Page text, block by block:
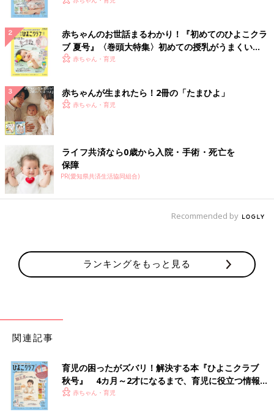
赤ちゃんのお世話まるわかり！『初めてのひよこクラ
ブ 夏号』〈巻頭大特集〉初めての授乳がうまくい
く！ おっぱい・ミルクの基本と夏のトラブル 解決テ
赤ちゃん・育児
赤ちゃんが生まれたら！2冊の「たまひよ」
赤ちゃん・育児
ライフ共済なら0歳から入院・手術・死亡を
保障
PR(愛知県共済生活協同組合)
Recommended by
ランキングをもっと見る
関連記事
育児の困ったがズバリ！解決する本『ひよこクラブ
秋号』 4カ月～2才になるまで、育児に役立つ情報が
いっぱい！
赤ちゃん・育児